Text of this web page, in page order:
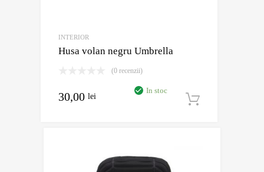
INTERIOR
Husa volan negru Umbrella
(0 recenzii)
30,00 lei
In stoc